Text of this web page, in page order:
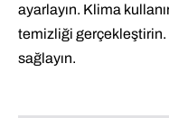
ayarlayın. Klima
temizliği
sağlayın.